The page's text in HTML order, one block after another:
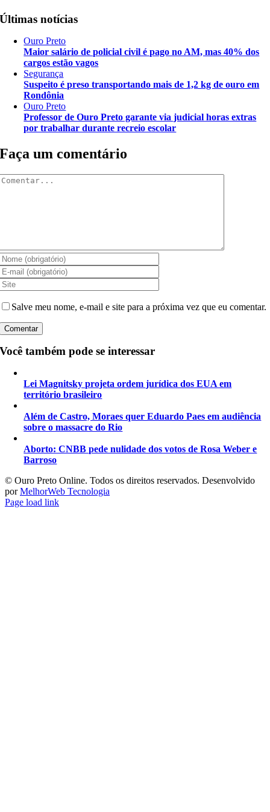
Últimas notícias
Ouro Preto
Maior salário de policial civil é pago no AM, mas 40% dos
cargos estão vagos
Segurança
Suspeito é preso transportando mais de 1,2 kg de ouro em
Rondônia
Ouro Preto
Professor de Ouro Preto garante via judicial horas extras
por trabalhar durante recreio escolar
Faça um comentário
Salve meu nome, e-mail e site para a próxima vez que eu comentar.
Você também pode se interessar
Lei Magnitsky projeta ordem jurídica dos EUA em
território brasileiro
Além de Castro, Moraes quer Eduardo Paes em audiência
sobre o massacre do Rio
Aborto: CNBB pede nulidade dos votos de Rosa Weber e
Barroso
©️ Ouro Preto Online. Todos os direitos reservados. Desenvolvido
porMelhorWeb Tecnologia
Page load link